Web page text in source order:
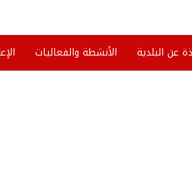
عن البلدية الأنشطة والفعاليات